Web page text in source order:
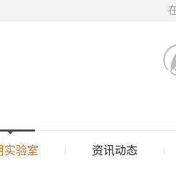
实验室 资讯动态